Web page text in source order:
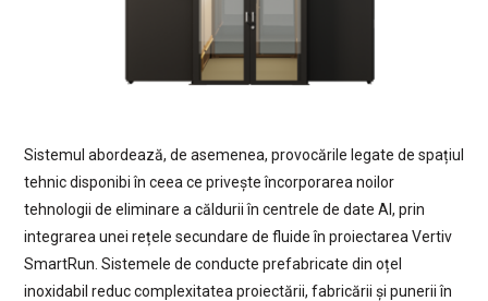
Sistemul abordează, de asemenea, provocările legate de spațiul
tehnic disponibi în ceea ce privește încorporarea noilor
tehnologii de eliminare a căldurii în centrele de date AI, prin
integrarea unei rețele secundare de fluide în proiectarea Vertiv
SmartRun. Sistemele de conducte prefabricate din oțel
inoxidabil reduc complexitatea proiectării, fabricării și punerii în